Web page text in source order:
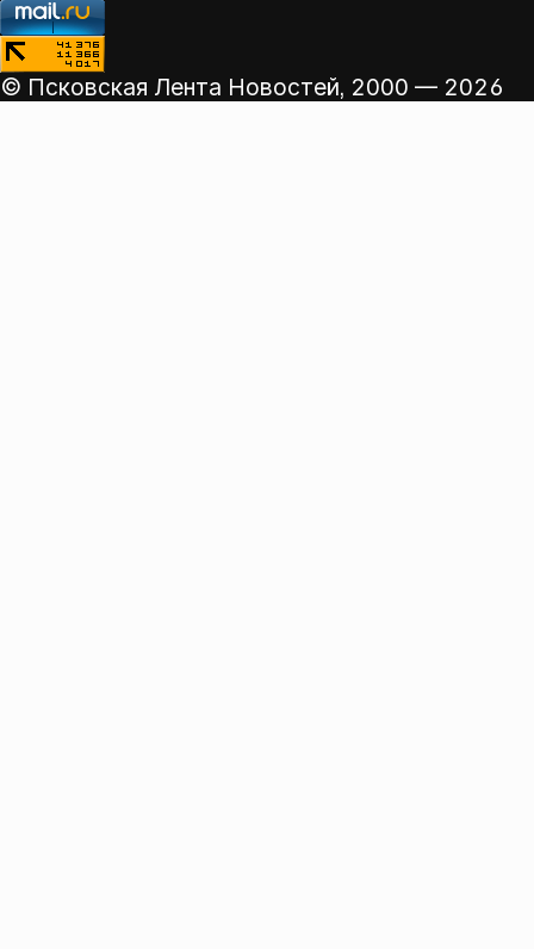
© Псковская Лента Новостей, 2000 — 2026